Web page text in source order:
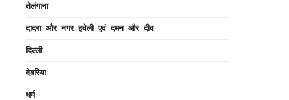
तेलंगाना
दादरा और नगर हवेली एवं दमन और दीव
दिल्ली
देवरिया
धर्म